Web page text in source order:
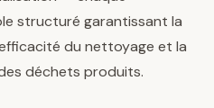
structuré garantissant la
du nettoyage et la
déchets produits.